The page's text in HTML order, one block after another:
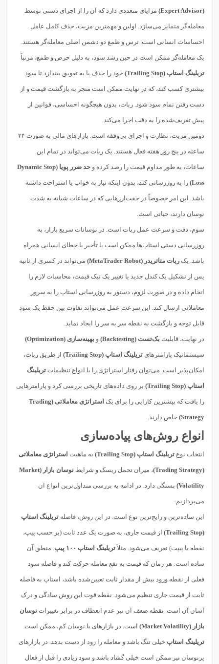
(Expert Advisor) مزایای متعددی دارد که آن را از اجرای دستی توسط
معامله‌گر متمایز می‌سازد. اولین و مهمترین مزیت، حذف کامل عامل
احساسات انسانی است. ترس و طمع دو دشمن اصلی معامله‌گر هستند.
یک معامله‌گر ممکن است در حین رشد سود، به دلیل حرص و طمع، مرتباً
تریلینگ استاپ (Trailing Stop) خود را حذف یا به تعویق بیندازد تا سود
بیشتری کسب کند، که در نهایت ممکن است منجر به بازگشت قیمت و از
دست رفتن تمام سود شود. ربات، بدون هیچگونه احساسی، قوانین از
پیش تعریف‌شده را به دقت اجرا می‌کند.
دومین مزیت، نظارت و اجرای بی‌وقفه است. بازارهای مالی به صورت ۲۴
ساعته در پنج روز هفته فعال هستند. یک ربات می‌تواند در تمام این
ساعات، به طور مداوم قیمت را رصد کرده و حد ضرر پویا (Dynamic Stop
Loss) را به روزرسانی کند، بدون اینکه نیاز به خواب یا استراحت داشته
باشد. این امر خصوصاً در جفت‌ارزهایی که در ساعات شبانه به شدت
نوسان دارند، حیاتی است.
سوم، دقت و سرعت عمل ربات است. در نوسانات سریع بازار، به
روزرسانی دستی استاپ‌ها ممکن است با تأخیر یا خطای انسانی همراه
باشد. یک ربات متاتریدر (MetaTrader Robot) می‌تواند در کسری از ثانیه
پس از تشکیل یک کندل جدید یا تغییر یک تیک قیمت، محاسبات لازم را
انجام داده و در صورت لزوم، دستور به روزرسانی استاپ را به سرور
معاملاتی ارسال کند. این سرعت عمل می‌تواند تفاوت بین حفظ یک سود
قابل توجه و بازگشت به نقطه سر به سر را ایجاد نماید.
در نهایت، قابلیت بک‌تست (Backtesting) و بهینه‌سازی (Optimization)
سیستماتیک پارامترهای تریلینگ استاپ (Trailing Stop) از طریق ربات،
امکان‌پذیر است. می‌توان رفتار استراتژی را با انواع تنظیمات تریلینگ
استاپ (Trailing Stop) بر روی داده‌های تاریخی بررسی کرد و پارامترهایی
را یافت که بیشترین کارایی را برای یک استراتژی معاملاتی (Trading
Strategy) خاص دارند.
انواع روش‌های پیاده‌سازی
انتخاب نوع تریلینگ استاپ (Trailing Stop) به ماهیت استراتژی معاملاتی
(Trading Strategy) ، میزان تحمل ریسک و شرایط نوسان بازار (Market
Volatility) بستگی دارد. در ادامه به بررسی متداول‌ترین انواع آن
می‌پردازیم.
این ساده‌ترین و رایج‌ترین نوع است. در این روش، فاصله تریلینگ استاپ
(Trailing Stop) از قیمت جاری، به صورت یک عدد ثابت (بر حسب پیپ،
نقطه یا پیپت) تعریف می‌شود. مثلاًتریلینگ استاپ ۱۰۰ پیپ . منطق آن
ساده است: هر زمان که قیمت به نفع معامله حرکت کند و فاصله سود
فعلی از نقطه ورود بیش از مقدار ثابت تعیین‌شده باشد، استاپ به فاصله
ثابت از قیمت جاری تنظیم می‌شود. نقطه قوت این روش سادگی و درک
آسان آن است. نقطه ضعف آن نیز عدم انعطاف در برابر تغییرات نوسان
بازار (Market Volatility) است. در بازارهای با نوسان کم، ممکن است
تریلینگ استاپ خیلی تنگ باشد و معامله را زود از دست بدهد. در بازارهای
پرنوسان نیز ممکن است خیلی گشاد باشد و سود زیادی را قبل از فعال